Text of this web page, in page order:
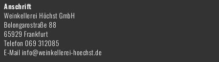
Anschrift
Weinkellerei Höchst GmbH
Bolongarostraße 88
65929 Frankfurt
Telefon 069 312085
E-Mail info@weinkellerei-hoechst.de